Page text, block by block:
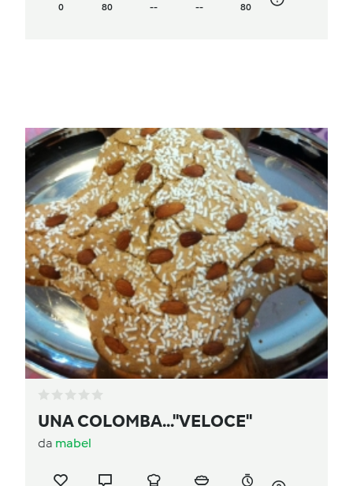
0 80 -- -- 80
UNA COLOMBA..."VELOCE"
da mabel